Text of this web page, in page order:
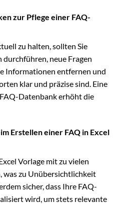
zur Pflege einer FAQ-
zu halten, sollten Sie
neue Fragen
Informationen entfernen und
klar und präzise sind. Eine
Datenbank erhöht die
Erstellen einer FAQ in Excel
Vorlage mit zu vielen
was zu Unübersichtlichkeit
sicher, dass Ihre FAQ-
wird, um stets relevante